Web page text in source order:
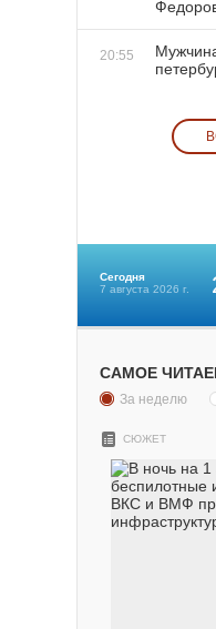
20:55
Сегодня
7 августа 2026 г.
САМОЕ
За неделю
СЮЖЕТ